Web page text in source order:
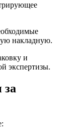
накладную.
и
экспертизы.
за